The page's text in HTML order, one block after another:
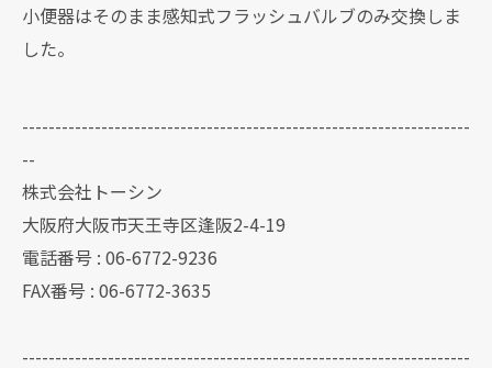
小便器はそのまま感知式フラッシュバルブのみ交換しま
した。
--------------------------------------------------------------------
--
株式会社トーシン
大阪府大阪市天王寺区逢阪2-4-19
電話番号 : 06-6772-9236
FAX番号 : 06-6772-3635
--------------------------------------------------------------------